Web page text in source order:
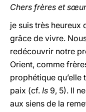
Chers frères et
je suis très heureux
grâce de vivre.
redécouvrir notre
Orient, comme
prophétique qu’elle
paix (cf. Is 9, 5). Il
aux siens de la